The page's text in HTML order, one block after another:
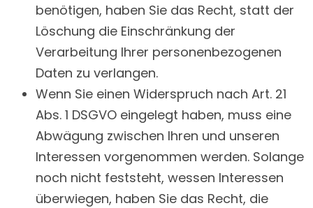
benötigen, haben Sie das Recht, statt der
Löschung die Einschränkung der
Verarbeitung Ihrer personenbezogenen
Daten zu verlangen.
Wenn Sie einen Widerspruch nach Art. 21
Abs. 1 DSGVO eingelegt haben, muss eine
Abwägung zwischen Ihren und unseren
Interessen vorgenommen werden. Solange
noch nicht feststeht, wessen Interessen
überwiegen, haben Sie das Recht, die